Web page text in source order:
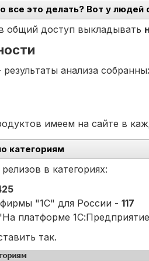
это делать? Вот у людей
общий доступ выкладывать
анализа
имеем на сайте в
категориям
в категориях:
"1С" для России - 117
платформе
так.